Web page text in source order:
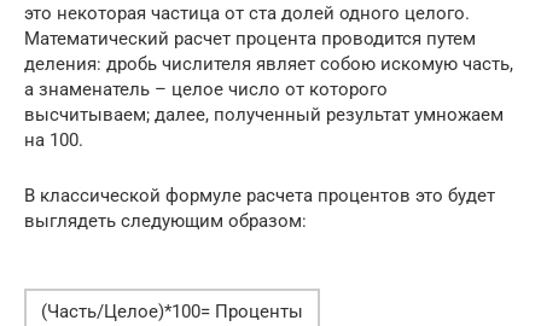
это некоторая частица от ста долей одного целого.
Математический расчет процента проводится путем
деления: дробь числителя являет собою искомую часть,
а знаменатель – целое число от которого
высчитываем; далее, полученный результат умножаем
на 100.
В классической формуле расчета процентов это будет
выглядеть следующим образом:
(Часть/Целое)*100= Проценты